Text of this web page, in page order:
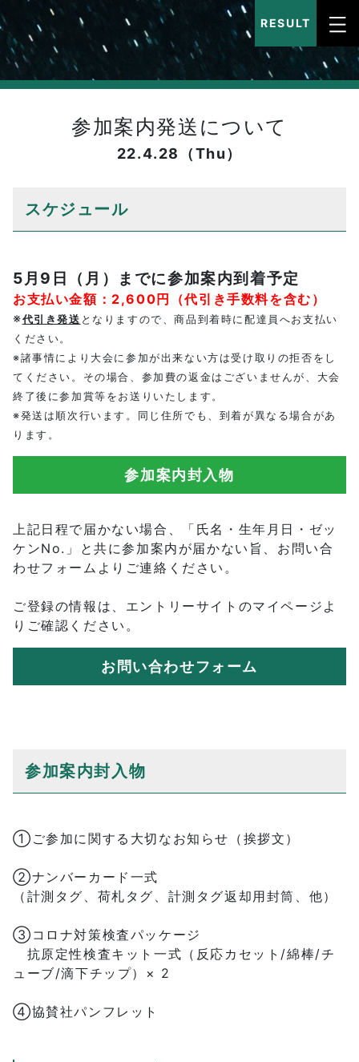
RESULT
参加案内発送について
22.4.28（Thu）
スケジュール
5月9日（月）までに参加案内到着予定
お支払い金額：2,600円（代引き手数料を含む）
※代引き発送 となりますので、商品到着時に配達員へお支払い
ください。
※諸事情により大会に参加が出来ない方は受け取りの拒否をし
てください。その場合、参加費の返金はございませんが、大会
終了後に参加賞等をお送りいたします。
※発送は順次行います。同じ住所でも、到着が異なる場合があ
ります。
参加案内封入物
上記日程で届かない場合、「氏名・生年月日・ゼッ
ケンNo.」と共に参加案内が届かない旨、お問い合
わせフォームよりご連絡ください。
ご登録の情報は、エントリーサイトのマイページよ
りご確認ください。
お問い合わせフォーム
参加案内封入物
①ご参加に関する大切なお知らせ（挨拶文）
②ナンバーカード一式
（計測タグ、荷札タグ、計測タグ返却用封筒、他）
③コロナ対策検査パッケージ
抗原定性検査キット一式（反応カセット/綿棒/チ
ューブ/滴下チップ）× 2
④協賛社パンフレット